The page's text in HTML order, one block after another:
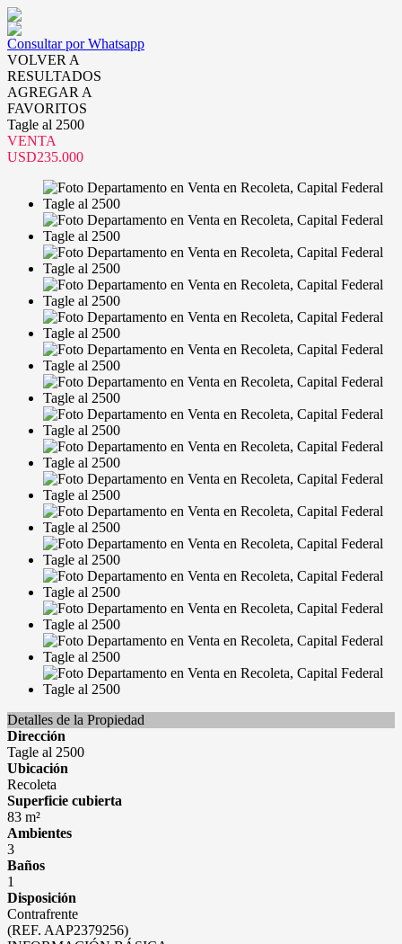
Consultar por Whatsapp
VOLVER A
RESULTADOS
AGREGAR A
FAVORITOS
Tagle al 2500
VENTA
USD235.000
Detalles de la Propiedad
Dirección
Tagle al 2500
Ubicación
Recoleta
Superficie cubierta
83 m²
Ambientes
3
Baños
1
Disposición
Contrafrente
(REF. AAP2379256)